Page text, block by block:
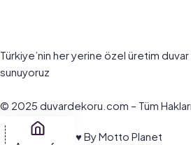
Türkiye’nin her yerine özel üretim
sunuyoruz
© 2025 duvardekoru.com – Tüm Hakları
Designed With ♥️ By Motto Planet